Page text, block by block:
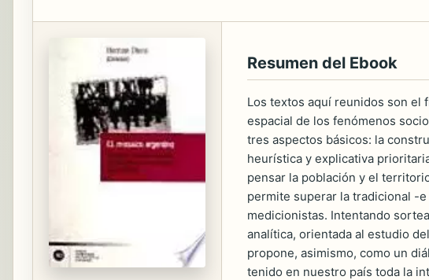
Resumen del Ebook
Los textos aquí reunidos son el
espacial de los fenómenos
tres aspectos básicos: la
heurística y explicativa
pensar la población y el
permite superar la tradicional -
medicionistas. Intentando
analítica, orientada al estudio
propone, asimismo, como un
tenido en nuestro país toda la